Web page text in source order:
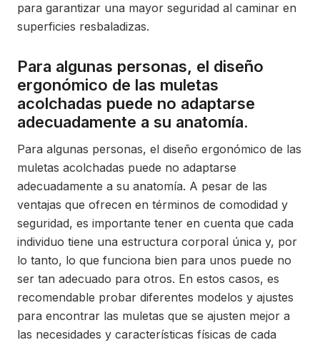
para garantizar una mayor seguridad al caminar en
superficies resbaladizas.
Para algunas personas, el diseño
ergonómico de las muletas
acolchadas puede no adaptarse
adecuadamente a su anatomía.
Para algunas personas, el diseño ergonómico de las
muletas acolchadas puede no adaptarse
adecuadamente a su anatomía. A pesar de las
ventajas que ofrecen en términos de comodidad y
seguridad, es importante tener en cuenta que cada
individuo tiene una estructura corporal única y, por
lo tanto, lo que funciona bien para unos puede no
ser tan adecuado para otros. En estos casos, es
recomendable probar diferentes modelos y ajustes
para encontrar las muletas que se ajusten mejor a
las necesidades y características físicas de cada